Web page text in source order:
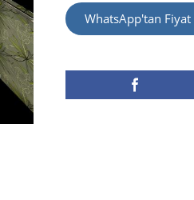
WhatsApp'tan Fiyat